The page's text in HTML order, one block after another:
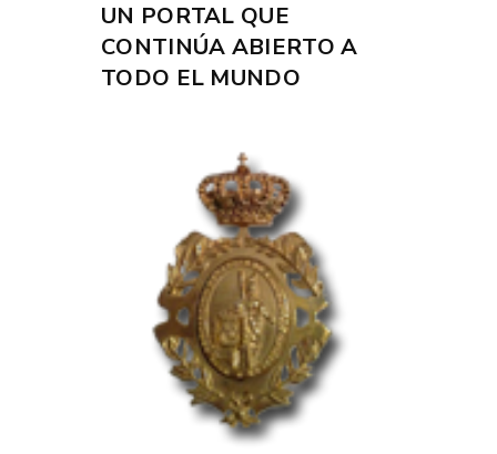
UN PORTAL QUE
CONTINÚA ABIERTO A
TODO EL MUNDO